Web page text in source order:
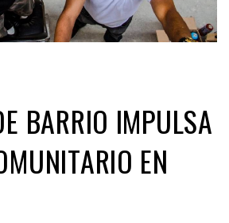
BARRIO IMPULSA
EN